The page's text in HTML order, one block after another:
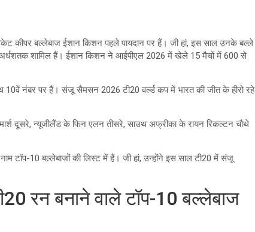
कीपर बल्लेबाज ईशान किशन पहले पायदान पर हैं। जी हां, इस साल उनके बल्ले
शामिल हैं। ईशान किशन ने आईपीएल 2026 में खेले 15 मैचों में 600 से
नंबर पर हैं। संजू सैमसन 2026 टी20 वर्ल्ड कप में भारत की जीत के हीरो रहे
दूसरे, न्यूजीलैंड के फिन एलन तीसरे, साउथ अफ्रीका के रायन रिकल्टन चौथे
टॉप-10 बल्लेबाजों की लिस्ट में हैं। जी हां, उन्होंने इस साल टी20 में संजू
रन बनाने वाले टॉप-10 बल्लेबाज